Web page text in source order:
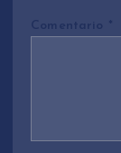
Comentario *